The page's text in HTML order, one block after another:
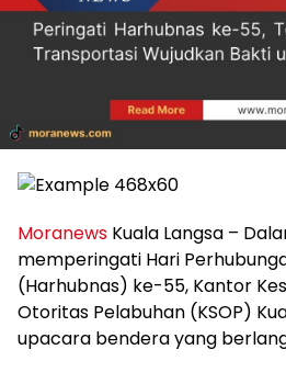
Moranews Kuala Langsa –
memperingati Hari
(Harhubnas) ke-55, Kantor
Otoritas Pelabuhan (KSOP)
upacara bendera yang